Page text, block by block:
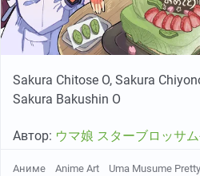
Sakura Chitose O, Sakura
Sakura Bakushin O
Автор: ウマ娘 スターブロッサ
Аниме Anime Art Uma Musume